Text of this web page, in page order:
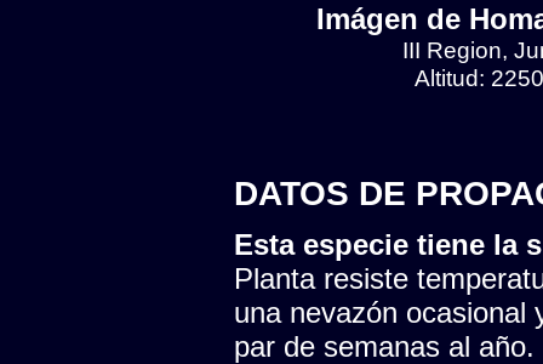
Imágen de
III Region,
Altitud:
DATOS DE
Esta especie tiene la
Planta resiste
una nevazón ocasional
par de semanas al